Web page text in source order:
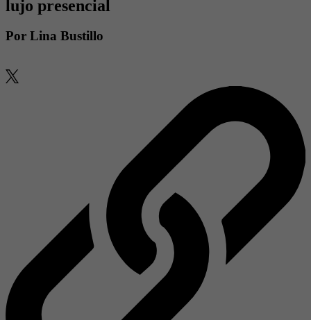
lujo presencial
Por Lina Bustillo